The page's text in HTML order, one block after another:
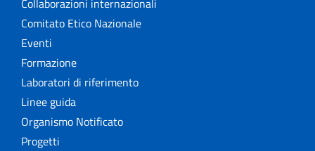
Comitato Etico Nazionale
Eventi
Formazione
Laboratori di riferimento
Linee guida
Organismo Notificato
Progetti